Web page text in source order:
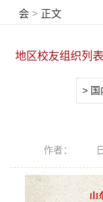
会> 正文
地区校友组织列表
> 国
作者：